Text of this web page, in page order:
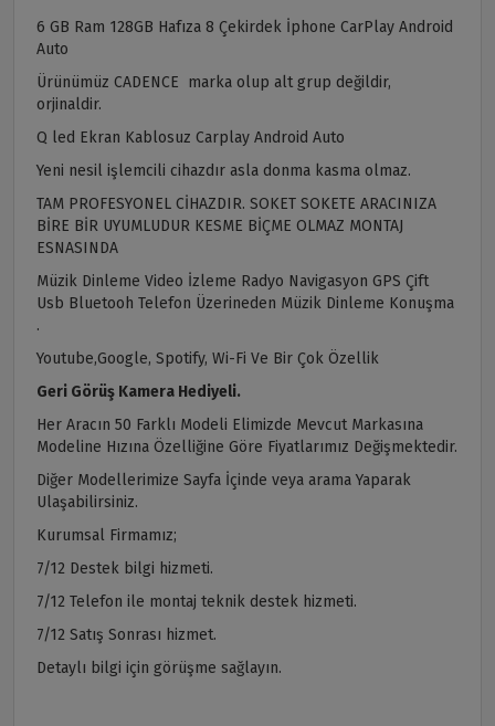
6 GB Ram 128GB Hafıza 8 Çekirdek İphone CarPlay Android
Auto
Ürünümüz CADENCE marka olup alt grup değildir,
orjinaldir.
Q led Ekran Kablosuz Carplay Android Auto
Yeni nesil işlemcili cihazdır asla donma kasma olmaz.
TAM PROFESYONEL CİHAZDIR. SOKET SOKETE ARACINIZA
BİRE BİR UYUMLUDUR KESME BİÇME OLMAZ MONTAJ
ESNASINDA
Müzik Dinleme Video İzleme Radyo Navigasyon GPS Çift
Usb Bluetooh Telefon Üzerineden Müzik Dinleme Konuşma
.
Youtube,Google, Spotify, Wi-Fi Ve Bir Çok Özellik
Geri Görüş Kamera Hediyeli.
Her Aracın 50 Farklı Modeli Elimizde Mevcut Markasına
Modeline Hızına Özelliğine Göre Fiyatlarımız Değişmektedir.
Diğer Modellerimize Sayfa İçinde veya arama Yaparak
Ulaşabilirsiniz.
Kurumsal Firmamız;
7/12 Destek bilgi hizmeti.
7/12 Telefon ile montaj teknik destek hizmeti.
7/12 Satış Sonrası hizmet.
Detaylı bilgi için görüşme sağlayın.